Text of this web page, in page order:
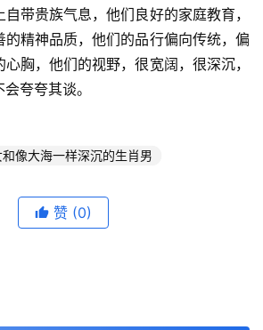
带贵族气息，他们良好的家庭教育，
精神品质，他们的品行偏向传统，偏
胸，他们的视野，很宽阔，很深沉，
夸夸其谈。
像大海一样深沉的生肖男
赞 (0)